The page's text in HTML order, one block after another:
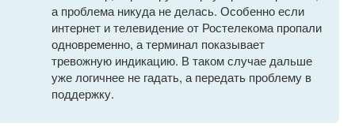
а проблема никуда не делась. Особенно если
интернет и телевидение от Ростелекома пропали
одновременно, а терминал показывает
тревожную индикацию. В таком случае дальше
уже логичнее не гадать, а передать проблему в
поддержку.